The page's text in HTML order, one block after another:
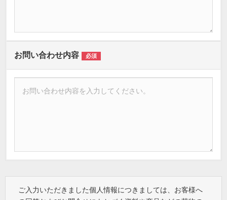
お問い合わせ内容 必須
ご入力いただきました個人情報につきましては、お客様へ